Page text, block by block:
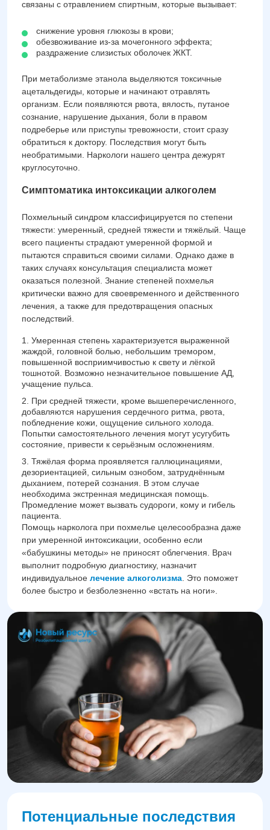
связаны с отравлением спиртным, которые вызывает:
снижение уровня глюкозы в крови;
обезвоживание из-за мочегонного эффекта;
раздражение слизистых оболочек ЖКТ.
При метаболизме этанола выделяются токсичные
ацетальдегиды, которые и начинают отравлять
организм. Если появляются рвота, вялость, путаное
сознание, нарушение дыхания, боли в правом
подреберье или приступы тревожности, стоит сразу
обратиться к доктору. Последствия могут быть
необратимыми. Наркологи нашего центра дежурят
круглосуточно.
Симптоматика интоксикации алкоголем
Похмельный синдром классифицируется по степени
тяжести: умеренный, средней тяжести и тяжёлый. Чаще
всего пациенты страдают умеренной формой и
пытаются справиться своими силами. Однако даже в
таких случаях консультация специалиста может
оказаться полезной. Знание степеней похмелья
критически важно для своевременного и действенного
лечения, а также для предотвращения опасных
последствий.
Умеренная степень характеризуется выраженной
жаждой, головной болью, небольшим тремором,
повышенной восприимчивостью к свету и лёгкой
тошнотой. Возможно незначительное повышение АД,
учащение пульса.
При средней тяжести, кроме вышеперечисленного,
добавляются нарушения сердечного ритма, рвота,
побледнение кожи, ощущение сильного холода.
Попытки самостоятельного лечения могут усугубить
состояние, привести к серьёзным осложнениям.
Тяжёлая форма проявляется галлюцинациями,
дезориентацией, сильным ознобом, затруднённым
дыханием, потерей сознания. В этом случае
необходима экстренная медицинская помощь.
Промедление может вызвать судороги, кому и гибель
пациента.
Помощь нарколога при похмелье целесообразна даже
при умеренной интоксикации, особенно если
«бабушкины методы» не приносят облегчения. Врач
выполнит подробную диагностику, назначит
индивидуальное лечение алкоголизма . Это поможет
более быстро и безболезненно «встать на ноги».
Потенциальные последствия